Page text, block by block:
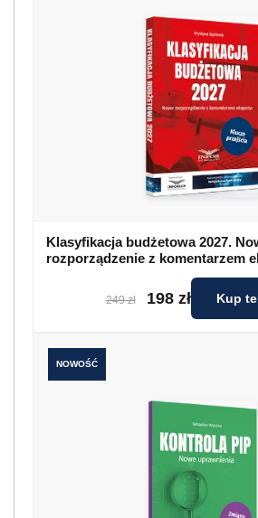
Klasyfikacja budżetowa 2027.
rozporządzenie z komentarzem
249 zł 198 zł Kup
NOWOŚĆ